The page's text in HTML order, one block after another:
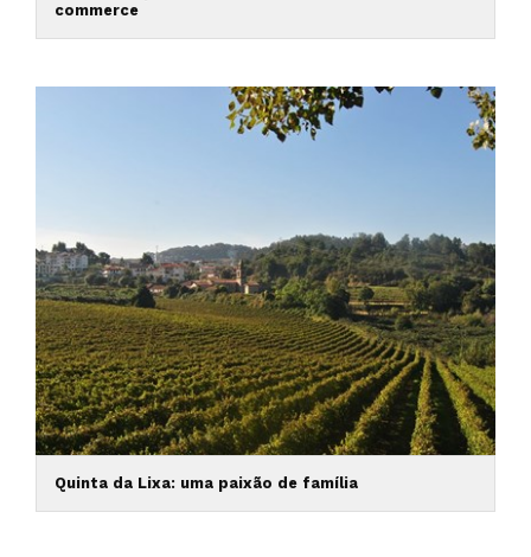
commerce
Quinta da Lixa: uma paixão de família